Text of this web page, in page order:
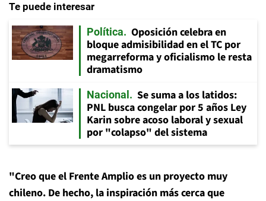
Te puede interesar
Política
Oposición celebra en
bloque admisibilidad en el TC por
megarreforma y oficialismo le resta
dramatismo
Nacional
Se suma a los latidos:
PNL busca congelar por 5 años Ley
Karin sobre acoso laboral y sexual
por "colapso" del sistema
"Creo que el Frente Amplio es un proyecto muy
chileno. De hecho, la inspiración más cerca que